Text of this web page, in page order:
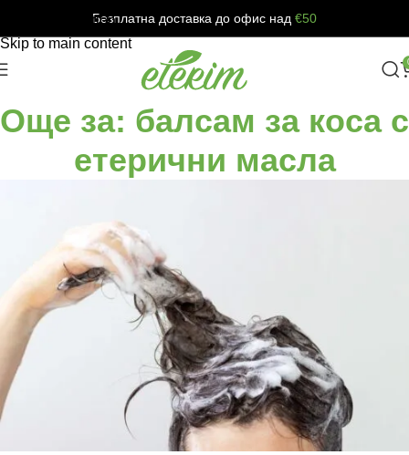
Skip to navigation
Skip to main content
Безплатна доставка до офис над €50
Още за: балсам за коса с
етерични масла